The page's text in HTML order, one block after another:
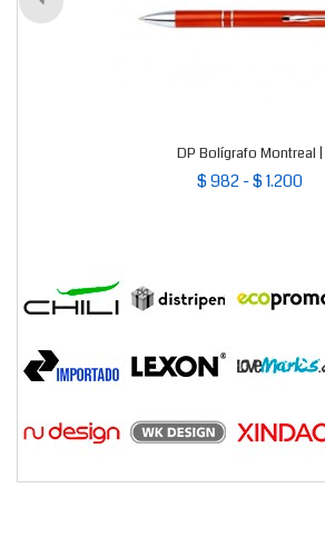
DP Bolígrafo Montreal |
$ 982 - $ 1.200